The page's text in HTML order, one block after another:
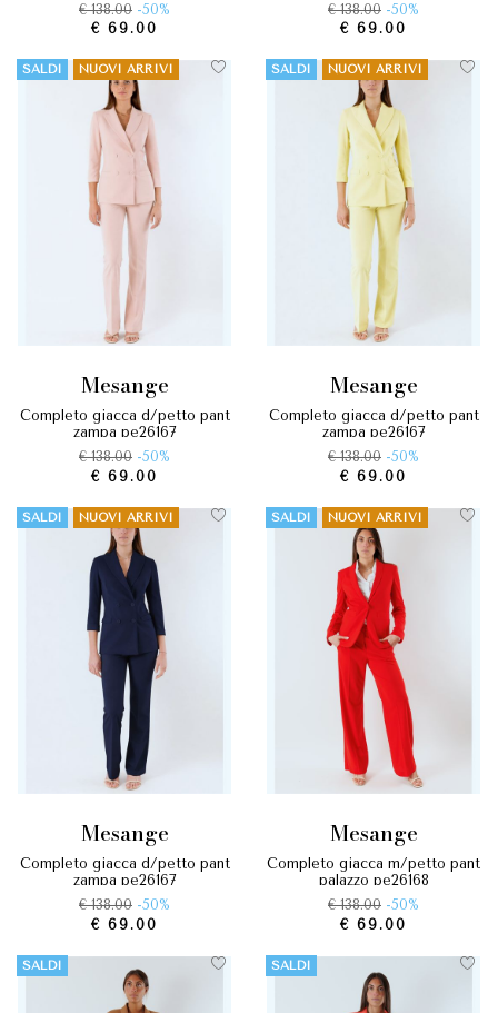
€ 138.00 -50%
€ 69.00
€ 138.00 -50%
€ 69.00
SALDI NUOVI ARRIVI
mesange
completo giacca d/petto pant
zampa pe26167
€ 138.00 -50%
€ 69.00
SALDI NUOVI ARRIVI
mesange
completo giacca d/petto pant
zampa pe26167
€ 138.00 -50%
€ 69.00
SALDI NUOVI ARRIVI
mesange
completo giacca d/petto pant
zampa pe26167
€ 138.00 -50%
€ 69.00
SALDI NUOVI ARRIVI
mesange
completo giacca m/petto pant
palazzo pe26168
€ 138.00 -50%
€ 69.00
SALDI SALDI